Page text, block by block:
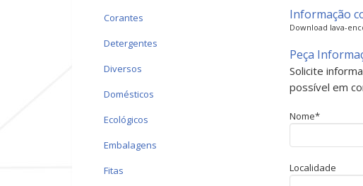
corantes
detergentes
diversos
domésticos
ecológicos
embalagens
fitas
Informação
Download lava-
Peça
Solicite
possível em
Nome*
Localidade